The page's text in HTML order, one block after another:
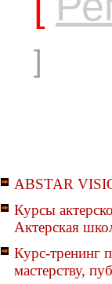
]
ABSTAR
Курсы
Актерская
Курс-тренинг
мастерству,